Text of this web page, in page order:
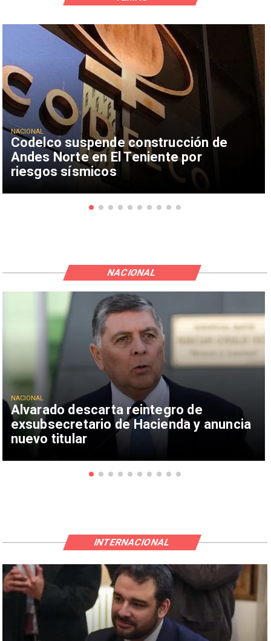
Codelco suspende construcción de
Andes Norte en El Teniente por
riesgos sísmicos
NACIONAL
Alvarado descarta reintegro de
exsubsecretario de Hacienda y anuncia
nuevo titular
NACIONAL
NACIONAL
INTERNACIONAL